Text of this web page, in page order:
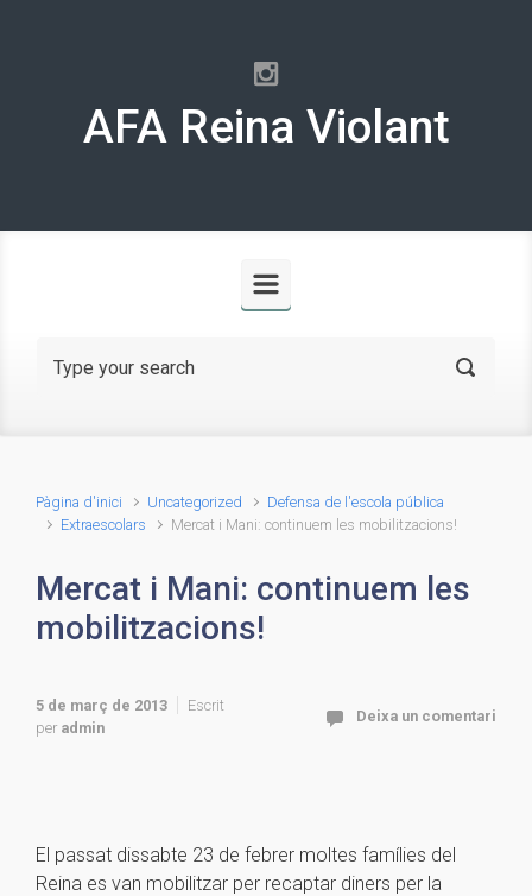
AFA Reina Violant
Pàgina d'inici Uncategorized
Defensa de l'escola pública
Extraescolars
Mercat i Mani: continuem les mobilitzacions!
Mercat i Mani: continuem les
mobilitzacions!
5 de març de 2013
Escrit
per admin
Deixa un comentari
El passat dissabte 23 de febrer moltes famílies del
Reina es van mobilitzar per recaptar diners per la